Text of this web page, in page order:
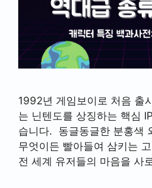
1992년 게임보이로 처음 출
는 닌텐도를 상징하는 핵심
습니다. 동글동글한 분홍색
무엇이든 빨아들여 삼키는
전 세계 유저들의 마음을 사